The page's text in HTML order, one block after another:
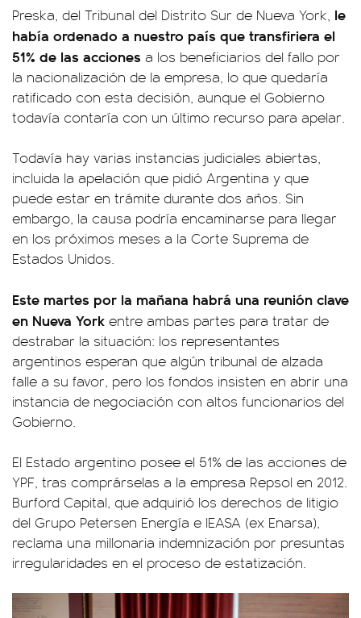
Preska, del Tribunal del Distrito Sur de Nueva York, le
había ordenado a nuestro país que transfiriera el
51% de las acciones a los beneficiarios del fallo por
la nacionalización de la empresa, lo que quedaría
ratificado con esta decisión, aunque el Gobierno
todavía contaría con un último recurso para apelar.
Todavía hay varias instancias judiciales abiertas,
incluida la apelación que pidió Argentina y que
puede estar en trámite durante dos años. Sin
embargo, la causa podría encaminarse para llegar
en los próximos meses a la Corte Suprema de
Estados Unidos.
Este martes por la mañana habrá una reunión clave
en Nueva York entre ambas partes para tratar de
destrabar la situación: los representantes
argentinos esperan que algún tribunal de alzada
falle a su favor, pero los fondos insisten en abrir una
instancia de negociación con altos funcionarios del
Gobierno.
El Estado argentino posee el 51% de las acciones de
YPF, tras comprárselas a la empresa Repsol en 2012.
Burford Capital, que adquirió los derechos de litigio
del Grupo Petersen Energía e IEASA (ex Enarsa),
reclama una millonaria indemnización por presuntas
irregularidades en el proceso de estatización.